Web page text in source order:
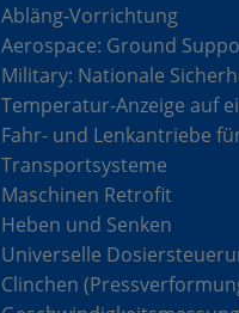
Abläng-Vorrichtung
Aerospace: Ground
Military: Nationale
Temperatur-Anzeige auf
Fahr- und Lenkantriebe
Transportsysteme
Maschinen Retrofit
Heben und Senken
Universelle
Clinchen